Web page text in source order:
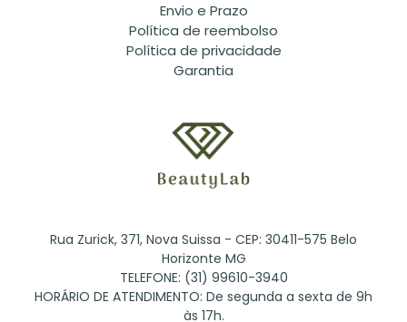
Envio e Prazo
Política de reembolso
Política de privacidade
Garantia
Rua Zurick, 371, Nova Suissa - CEP: 30411-575 Belo
Horizonte MG
TELEFONE: (31) 99610-3940
HORÁRIO DE ATENDIMENTO: De segunda a sexta de 9h
às 17h.